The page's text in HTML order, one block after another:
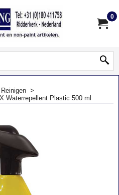
0
>
Waterrepellent Plastic 500 ml